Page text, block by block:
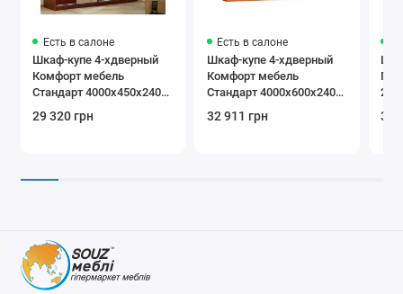
Есть в салоне
Шкаф-купе 4-хдверный
Комфорт мебель
Стандарт 4000х450х2400
мм
29 320 грн
Есть в салоне
Шкаф-купе 4-хдверный
Комфорт мебель
Стандарт 4000х600х2400
мм
32 911 грн 31